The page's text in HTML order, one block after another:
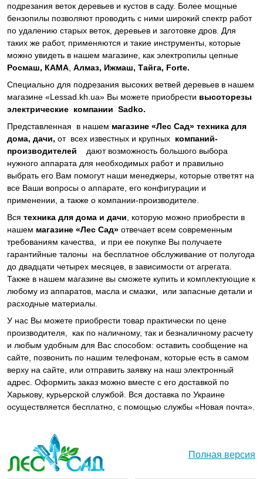
подрезания веток деревьев и кустов в саду. Более мощные
бензопилы позволяют проводить с ними широкий спектр работ
по удалению старых веток, деревьев и заготовке дров. Для
таких же работ, применяются и такие инструменты, которые
можно увидеть в нашем магазине, как электропилы цепные
Росмаш, КАМА Алмаз, Ижмаш, Тайга, Forte.
Специально для подрезания высоких ветвей деревьев в нашем
магазине «Lessad.kh.ua» Вы можете приобрести высоторезы
электрические компании Sadko.
Представленная в нашем магазине «Лес Сад» техника для
дома, дачи, от всех известных и крупных компаний-
производителей
дают возможность большого выбора
нужного аппарата для необходимых работ и правильно
выбрать его Вам помогут наши менеджеры, которые ответят на
все Ваши вопросы о аппарате, его конфигурации и
применении, а также о компании-производителе.
Вся техника для дома и дачи , которую можно приобрести в
нашем магазине «Лес Сад» отвечает всем современным
требованиям качества, и при ее покупке Вы получаете
гарантийные талоны на бесплатное обслуживание от полугода
до двадцати четырех месяцев, в зависимости от агрегата.
Также в нашем магазине вы сможете купить и комплектующие к
любому из аппаратов, масла и смазки, или запасные детали и
расходные материалы.
У нас Вы можете приобрести товар практически по цене
производителя, как по наличному, так и безналичному расчету
и любым удобным для Вас способом: оставить сообщение на
сайте, позвонить по нашим телефонам, которые есть в самом
верху на сайте, или отправить заявку на наш электронный
адрес. Оформить заказ можно вместе с его доставкой по
Харькову, курьерской службой. Вся доставка по Украине
осуществляется бесплатно, с помощью службы «Новая почта».
Полная версия